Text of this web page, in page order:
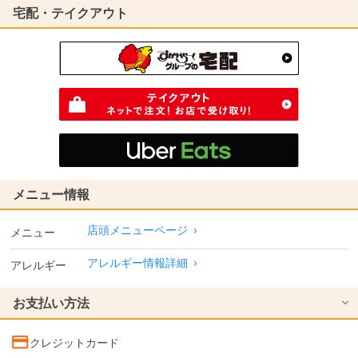
宅配・テイクアウト
メニュー情報
メニュー 店頭メニューページ ›
アレルギー アレルギー情報詳細 ›
お支払い方法
クレジットカード